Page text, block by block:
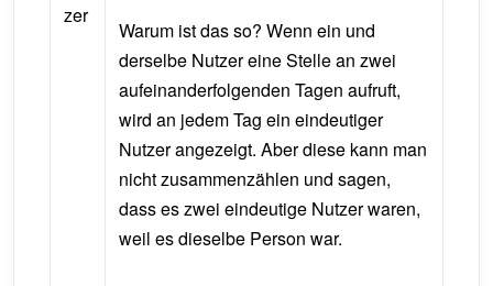
zer
Warum ist das so? Wenn ein und
derselbe Nutzer eine Stelle an zwei
aufeinanderfolgenden Tagen aufruft,
wird an jedem Tag ein eindeutiger
Nutzer angezeigt. Aber diese kann man
nicht zusammenzählen und sagen,
dass es zwei eindeutige Nutzer waren,
weil es dieselbe Person war.